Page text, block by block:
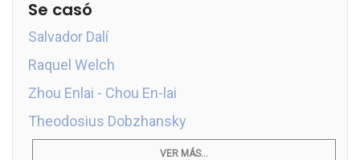
Se casó
Salvador Dalí
Raquel Welch
Zhou Enlai - Chou En-lai
Theodosius Dobzhansky
VER MÁS...